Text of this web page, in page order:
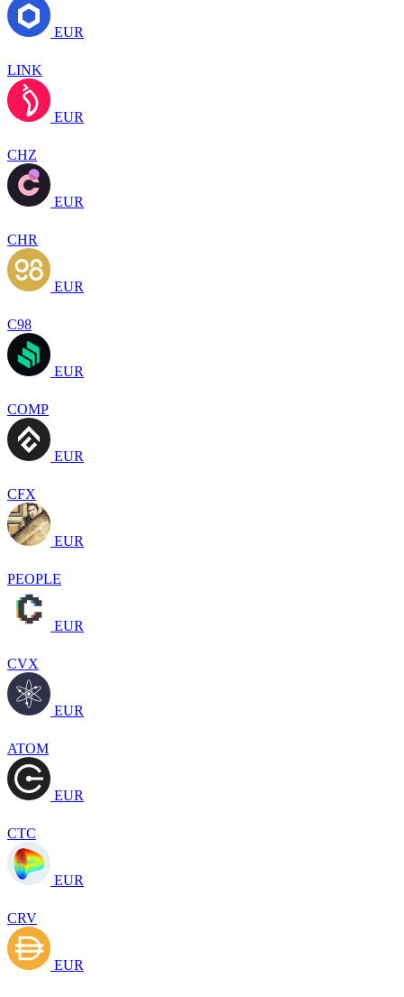
EUR
LINK
EUR
CHZ
EUR
CHR
EUR
C98
EUR
COMP
EUR
CFX
EUR
PEOPLE
EUR
CVX
EUR
ATOM
EUR
CTC
EUR
CRV
EUR